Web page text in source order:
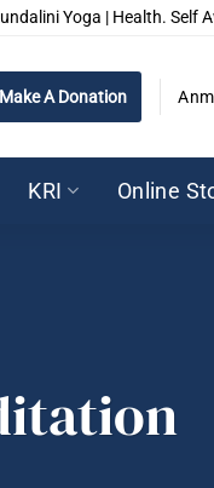
Yoga | Health. Self
Make A Donation
KRI Online